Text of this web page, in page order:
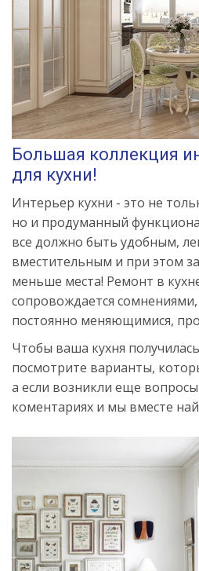
Большая коллекция
для кухни!
Интерьер кухни - это не
но и продуманный
все должно быть удобным,
вместительным и при этом
меньше места! Ремонт в
сопровождается
постоянно меняющимися,
Чтобы ваша кухня
посмотрите варианты,
а если возникли еще
коментариях и мы вместе